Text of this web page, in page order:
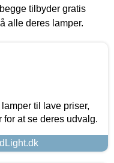
tilbyder gratis
alle deres lamper.
til lave priser,
for at se deres udvalg.